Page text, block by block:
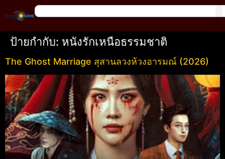
ป้ายกำกับ: หนังรักเหนือธรรมชาติ
The Ghost Marriage สุสานลวงห้วงอารมณ์ (2026)